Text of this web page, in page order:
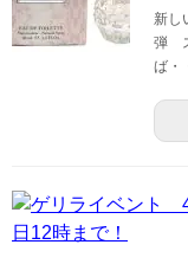
新し
弾
ば・